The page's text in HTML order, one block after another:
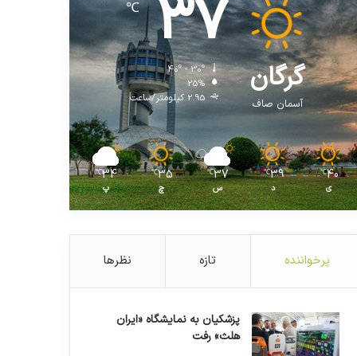
گرگان
آسمان صاف
37
℃
40º - 30º
25%
2.95 کیلومتر/ساعت
40
℃
ی
39
℃
د
37
℃
س
35
℃
چ
34
℃
پ
پرخواننده تازه نظرها
پزشکیان به نمایشگاه «ایران
هلث» رفت